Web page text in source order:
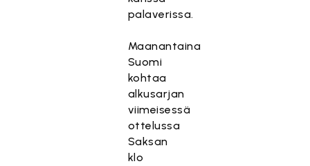
palaverissa.
Maanantaina
Suomi
kohtaa
alkusarjan
viimeisessä
ottelussa
Saksan
klo